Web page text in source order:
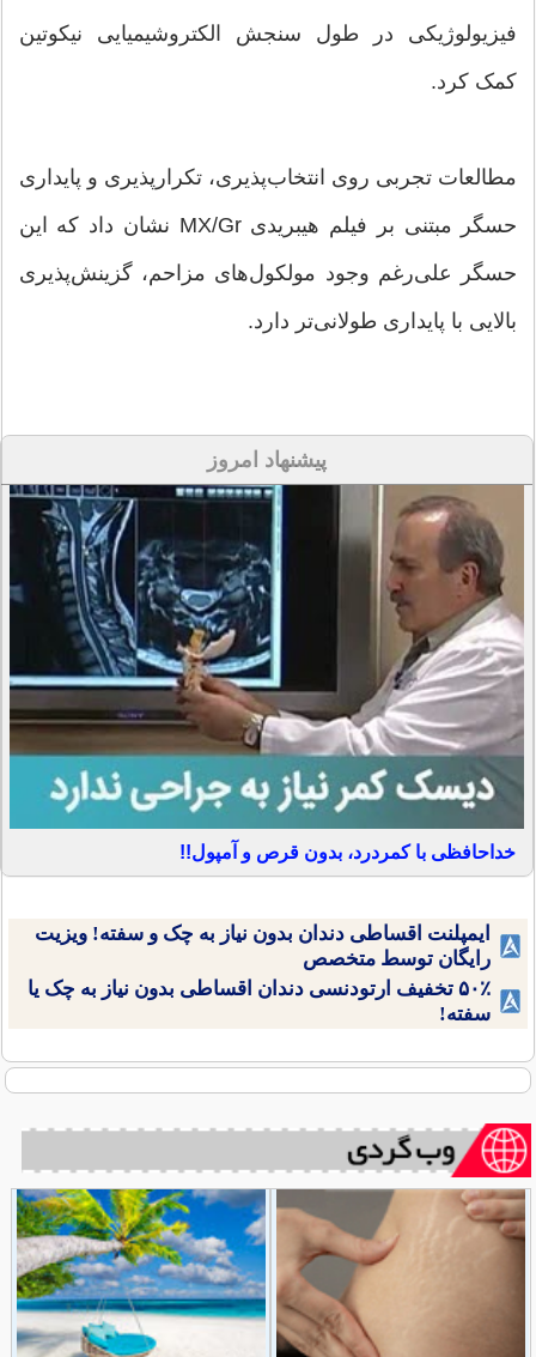
فیزیولوژیکی در طول سنجش الکتروشیمیایی نیکوتین
کمک کرد.
مطالعات تجربی روی انتخاب‌پذیری، تکرارپذیری و پایداری
حسگر مبتنی بر فیلم هیبریدی MX/Gr نشان داد که این
حسگر علی‌رغم وجود مولکول‌های مزاحم، گزینش‌پذیری
بالایی با پایداری طولانی‌تر دارد.
پیشنهاد امروز
خداحافظی با کمردرد، بدون قرص و آمپول!!
ایمپلنت اقساطی دندان بدون نیاز به چک و سفته! ویزیت
رایگان توسط متخصص
۵۰٪ تخفیف ارتودنسی دندان اقساطی بدون نیاز به چک یا
سفته!